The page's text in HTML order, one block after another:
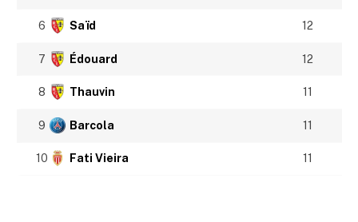
6 Saïd 12
7 Édouard 12
8 Thauvin 11
9 Barcola 11
10 Fati Vieira 11